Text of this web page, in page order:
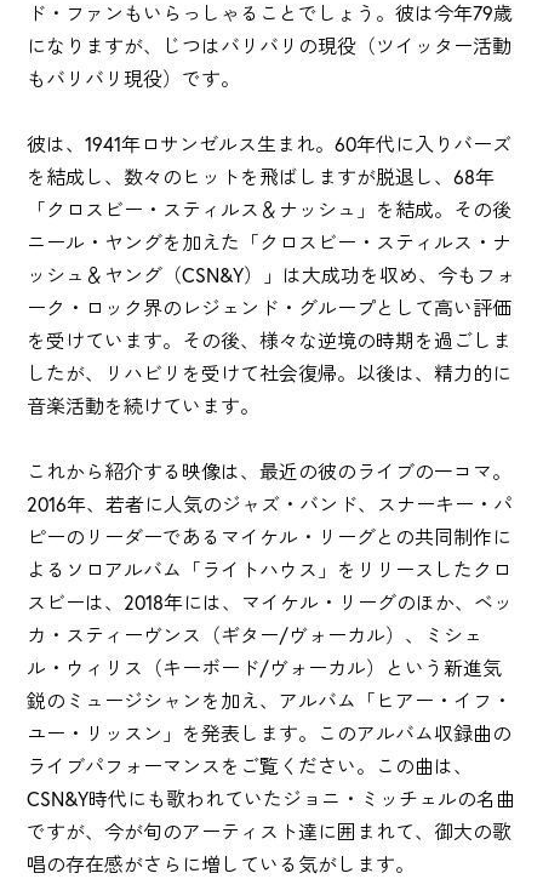
ド・ファンもいらっしゃることでしょう。彼は今年79歳
になりますが、じつはバリバリの現役（ツイッター活動
もバリバリ現役）です。
彼は、1941年ロサンゼルス生まれ。60年代に入りバーズ
を結成し、数々のヒットを飛ばしますが脱退し、68年
「クロスビー・スティルス＆ナッシュ」を結成。その後
ニール・ヤングを加えた「クロスビー・スティルス・ナ
ッシュ＆ヤング（CSN&Y）」は大成功を収め、今もフォ
ーク・ロック界のレジェンド・グループとして高い評価
を受けています。その後、様々な逆境の時期を過ごしま
したが、リハビリを受けて社会復帰。以後は、精力的に
音楽活動を続けています。
これから紹介する映像は、最近の彼のライブの一コマ。
2016年、若者に人気のジャズ・バンド、スナーキー・パ
ピーのリーダーであるマイケル・リーグとの共同制作に
よるソロアルバム「ライトハウス」をリリースしたクロ
スビーは、2018年には、マイケル・リーグのほか、ベッ
カ・スティーヴンス（ギター/ヴォーカル）、ミシェ
ル・ウィリス（キーボード/ヴォーカル）という新進気
鋭のミュージシャンを加え、アルバム「ヒアー・イフ・
ユー・リッスン」を発表します。このアルバム収録曲の
ライブパフォーマンスをご覧ください。この曲は、
CSN&Y時代にも歌われていたジョニ・ミッチェルの名曲
ですが、今が旬のアーティスト達に囲まれて、御大の歌
唱の存在感がさらに増している気がします。